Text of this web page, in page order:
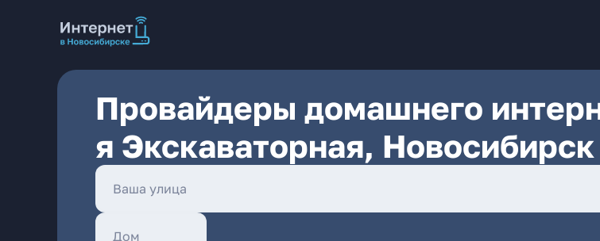
Провайдеры домашнего
я Экскаваторная, Новосибирск